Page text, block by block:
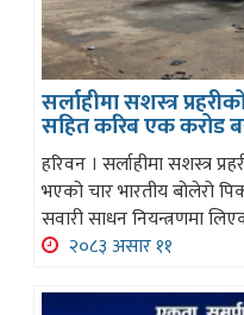
सर्लाहीमा सशस्त्र
सहित करिब एक करोड
हरिवन । सर्लाहीमा सशस्त्र
भएको चार भारतीय बोलेरो
सवारी साधन नियन्त्रणमा
२०८३ असार ११